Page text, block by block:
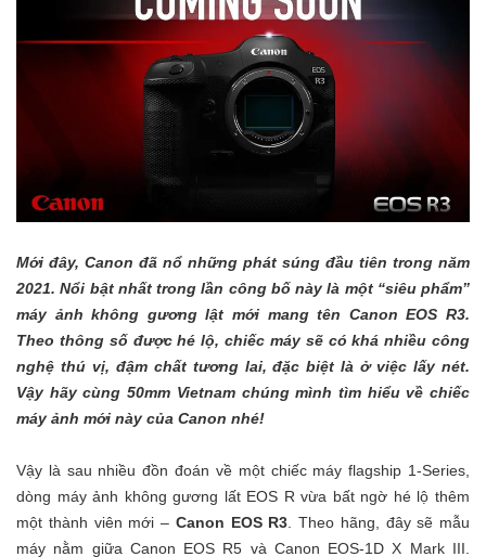
Mới đây, Canon đã nổ những phát súng đầu tiên trong năm
2021. Nổi bật nhất trong lần công bố này là một “siêu phẩm”
máy ảnh không gương lật mới mang tên Canon EOS R3.
Theo thông số được hé lộ, chiếc máy sẽ có khá nhiều công
nghệ thú vị, đậm chất tương lai, đặc biệt là ở việc lấy nét.
Vậy hãy cùng 50mm Vietnam chúng mình tìm hiểu về chiếc
máy ảnh mới này của Canon nhé!
Vậy là sau nhiều đồn đoán về một chiếc máy flagship 1-Series,
dòng máy ảnh không gương lất EOS R vừa bất ngờ hé lộ thêm
một thành viên mới – Canon EOS R3 . Theo hãng, đây sẽ mẫu
máy nằm giữa Canon EOS R5 và Canon EOS-1D X Mark III